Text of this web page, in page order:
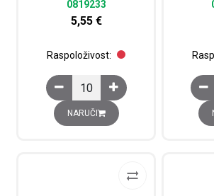
0819233
5,55 €
Raspoloživost:
Oznake za redne stezaljke,
NARUČI